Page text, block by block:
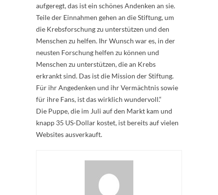
aufgeregt, das ist ein schönes Andenken an sie.
Teile der Einnahmen gehen an die Stiftung, um
die Krebsforschung zu unterstützen und den
Menschen zu helfen. Ihr Wunsch war es, in der
neusten Forschung helfen zu können und
Menschen zu unterstützen, die an Krebs
erkrankt sind. Das ist die Mission der Stiftung.
Für ihr Angedenken und ihr Vermächtnis sowie
für ihre Fans, ist das wirklich wundervoll.“
Die Puppe, die im Juli auf den Markt kam und
knapp 35 US-Dollar kostet, ist bereits auf vielen
Websites ausverkauft.